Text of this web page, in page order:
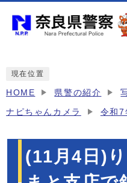
現在位置
HOME 県警の紹介
ナピちゃんカメラ 令和7
(11月4日)